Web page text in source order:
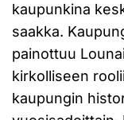
kaupunkina
saakka.
painottuu
kirkolliseen
kaupungin